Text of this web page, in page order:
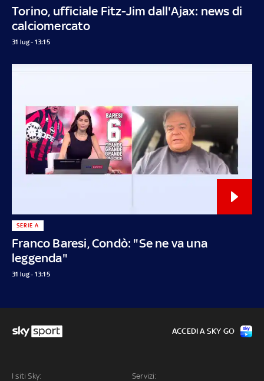
Torino, ufficiale Fitz-Jim dall'Ajax: news di
calciomercato
31 lug - 13:15
Franco Baresi, Condò: "Se ne va una
leggenda"
SERIE A
31 lug - 13:15
I siti Sky: Servizi:
ACCEDI A SKY GO